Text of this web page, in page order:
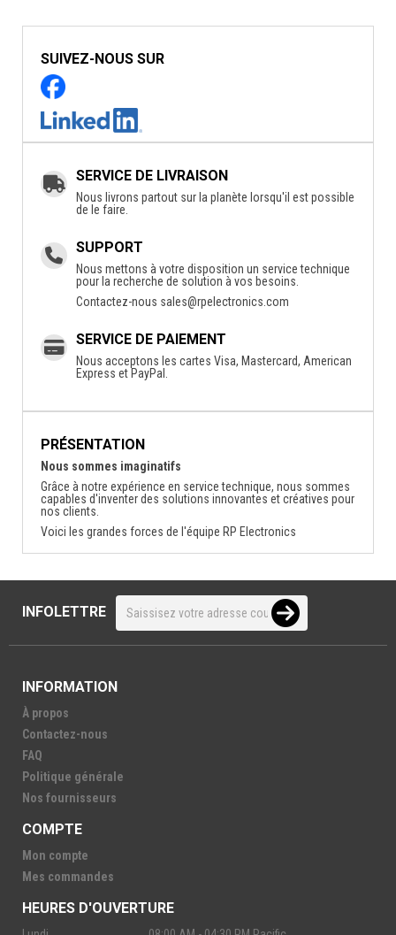
SUIVEZ-NOUS SUR
SERVICE DE LIVRAISON
Nous livrons partout sur la planète lorsqu'il est possible
de le faire.
SUPPORT
Nous mettons à votre disposition un service technique
pour la recherche de solution à vos besoins.
Contactez-nous sales@rpelectronics.com
SERVICE DE PAIEMENT
Nous acceptons les cartes Visa, Mastercard, American
Express et PayPal.
PRÉSENTATION
Nous sommes imaginatifs
Grâce à notre expérience en service technique, nous sommes
capables d'inventer des solutions innovantes et créatives pour
nos clients.
Voici les grandes forces de l'équipe RP Electronics
INFOLETTRE
INFORMATION
À propos
Contactez-nous
FAQ
Politique générale
Nos fournisseurs
COMPTE
Mon compte
Mes commandes
HEURES D'OUVERTURE